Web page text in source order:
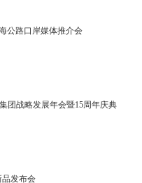
公路口岸媒体推介会
团战略发展年会暨15周年庆典
发布会